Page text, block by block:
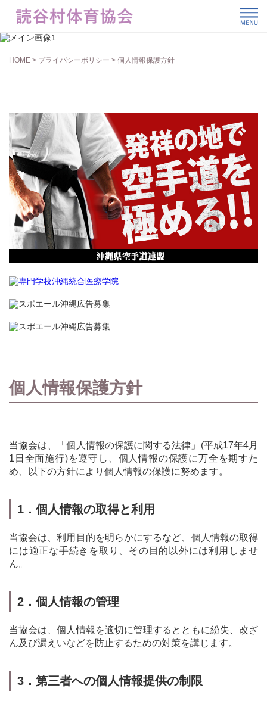
プライバシーポリシー
HOME > プライバシーポリシー > 個人情報保護方針
個人情報保護方針
当協会は、「個人情報の保護に関する法律」(平成17年4月
1日全面施行)を遵守し、個人情報の保護に万全を期すた
め、以下の方針により個人情報の保護に努めます。
1．個人情報の取得と利用
当協会は、利用目的を明らかにするなど、個人情報の取得
には適正な手続きを取り、その目的以外には利用しませ
ん。
2．個人情報の管理
当協会は、個人情報を適切に管理するとともに紛失、改ざ
ん及び漏えいなどを防止するための対策を講じます。
3．第三者への個人情報提供の制限